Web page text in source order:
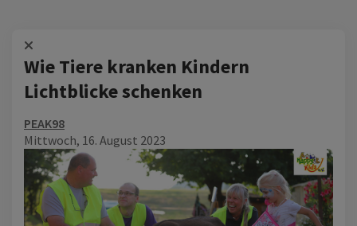
Wie Tiere kranken Kindern
Lichtblicke schenken
PEAK98
Mittwoch, 16. August 2023